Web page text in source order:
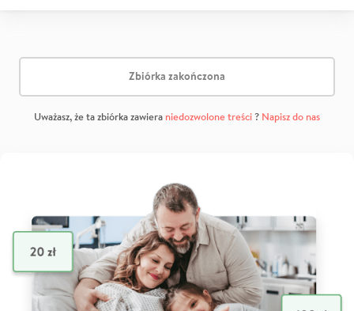
Zbiórka zakończona
Uważasz, że ta zbiórka zawiera niedozwolone treści? Napisz do nas